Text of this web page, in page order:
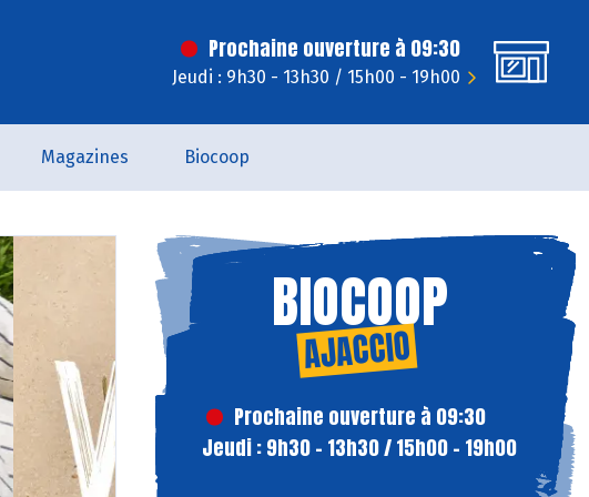
Prochaine ouverture à 09:30
Jeudi : 9h30 - 13h30 / 15h00 - 19h00
Magazines Biocoop
BIOCOOP
AJACCIO
Prochaine ouverture à 09:30
Jeudi : 9h30 - 13h30 / 15h00 - 19h00